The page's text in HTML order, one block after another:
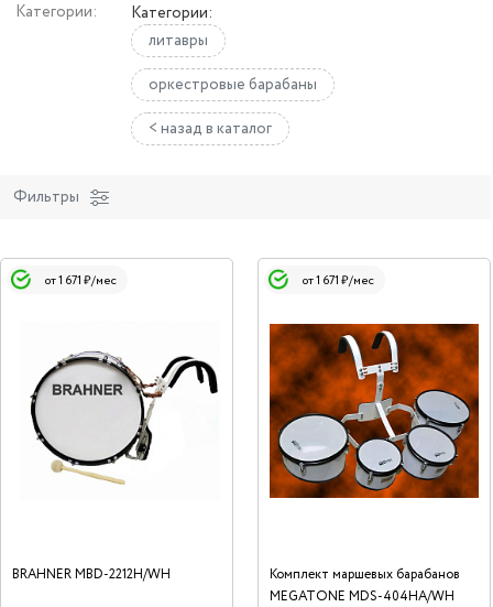
Категории:
Категории:
литавры
оркестровые барабаны
< назад в каталог
Фильтры
от 1 671 ₽/мес
BRAHNER MBD-2212H/WH
от 1 671 ₽/мес
Комплект маршевых барабанов
MEGATONE MDS-404HA/WH